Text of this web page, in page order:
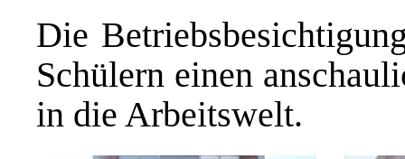
Die
Schülern einen
in die Arbeitswelt.